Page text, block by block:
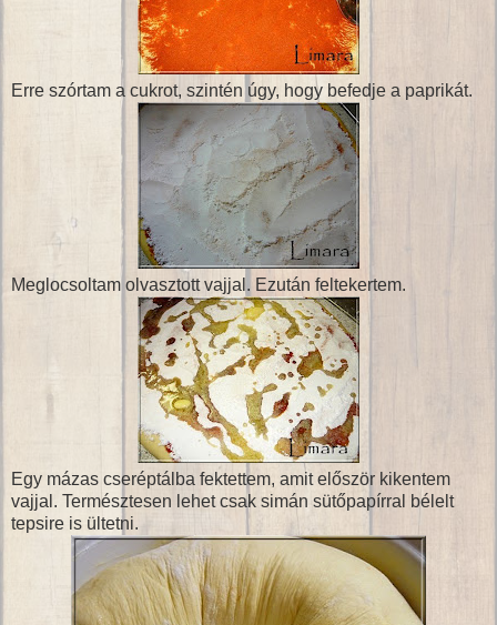
Erre szórtam a cukrot, szintén úgy, hogy befedje a paprikát.
Meglocsoltam olvasztott vajjal. Ezután feltekertem.
Egy mázas cseréptálba fektettem, amit először kikentem
vajjal. Természtesen lehet csak simán sütőpapírral bélelt
tepsire is ültetni.